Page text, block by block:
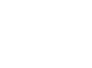
219 Trung Kính,